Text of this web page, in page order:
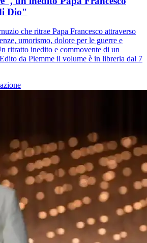
Dio"
che ritrae Papa Francesco attraverso
umorismo, dolore per le guerre e
ritratto inedito e commovente di un
da Piemme il volume è in libreria dal 7